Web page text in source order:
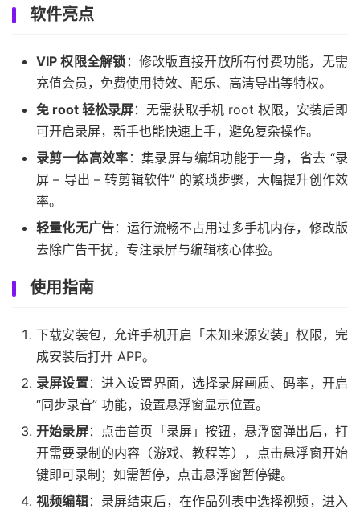
软件亮点
VIP 权限全解锁 ：修改版直接开放所有付费功能，无需
充值会员，免费使用特效、配乐、高清导出等特权。
免 root 轻松录屏：无需获取手机 root 权限，安装后即
可开启录屏，新手也能快速上手，避免复杂操作。
录剪一体高效率 ：集录屏与编辑功能于一身，省去 “录
屏 – 导出 – 转剪辑软件” 的繁琐步骤，大幅提升创作效
率。
轻量化无广告：运行流畅不占用过多手机内存，修改版
去除广告干扰，专注录屏与编辑核心体验。
使用指南
下载安装包，允许手机开启「未知来源安装」权限，完
成安装后打开 APP。
录屏设置：进入设置界面，选择录屏画质、码率，开启
“同步录音” 功能，设置悬浮窗显示位置。
开始录屏：点击首页「录屏」按钮，悬浮窗弹出后，打
开需要录制的内容（游戏、教程等），点击悬浮窗开始
键即可录制；如需暂停，点击悬浮窗暂停键。
视频编辑：录屏结束后，在作品列表中选择视频，进入